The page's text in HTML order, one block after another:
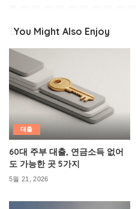
You Might Also Enjoy
대출
60대 주부 대출, 연금소득 없어
도 가능한 곳 5가지
5월 21, 2026